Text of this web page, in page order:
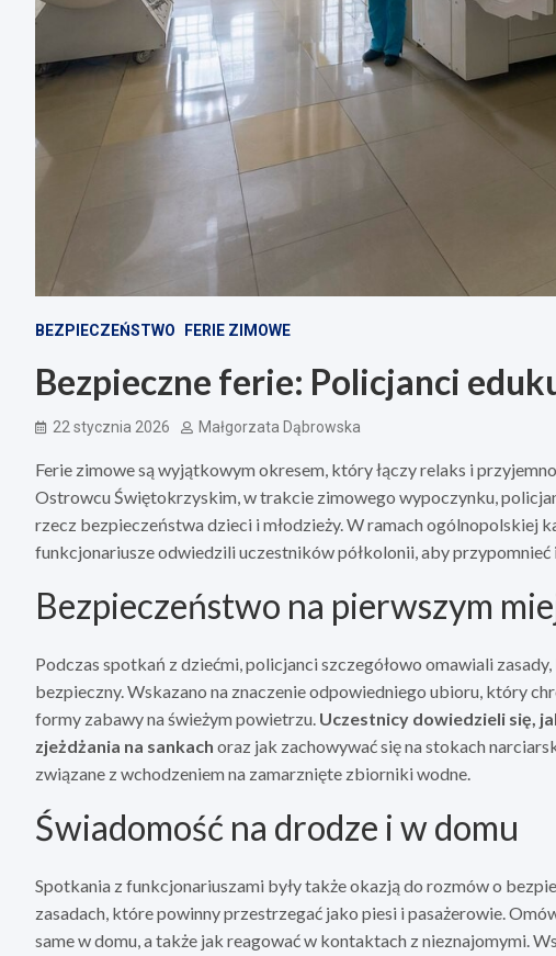
BEZPIECZEŃSTWO FERIE ZIMOWE
Bezpieczne ferie: Policjanci
22 stycznia 2026 Małgorzata Dąbrowska
Ferie zimowe są wyjątkowym okresem, który łączy relaks i
Ostrowcu Świętokrzyskim, w trakcie zimowego wypoczynku,
rzecz bezpieczeństwa dzieci i młodzieży. W ramach ogólnopolskiej
funkcjonariusze odwiedzili uczestników półkolonii, aby
Bezpieczeństwo na pierwszym
Podczas spotkań z dziećmi, policjanci szczegółowo omawiali
bezpieczny. Wskazano na znaczenie odpowiedniego ubioru, który
formy zabawy na świeżym powietrzu. Uczestnicy dowiedzieli się,
zjeżdżania na sankach oraz jak zachowywać się na stokach
związane z wchodzeniem na zamarznięte zbiorniki wodne.
Świadomość na drodze i w domu
Spotkania z funkcjonariuszami były także okazją do rozmów o
zasadach, które powinny przestrzegać jako piesi i pasażerowie.
same w domu, a także jak reagować w kontaktach z nieznajomymi.